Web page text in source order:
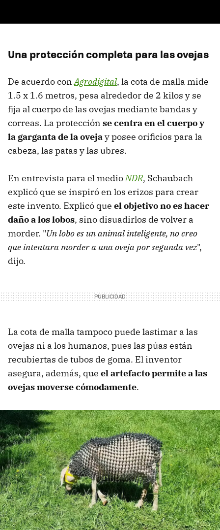
Una protección completa para las ovejas
De acuerdo conAgrodigital, la cota de malla mide
1.5 x 1.6 metros, pesa alrededor de 2 kilos y se
fija al cuerpo de las ovejas mediante bandas y
correas. La protección se centra en el cuerpo y
la garganta de la ovejay posee orificios para la
cabeza, las patas y las ubres.
En entrevista para el medioNDR, Schaubach
explicó que se inspiró en los erizos para crear
este invento. Explicó que el objetivo no es hacer
daño a los lobos, sino disuadirlos de volver a
morder. "Un lobo es un animal inteligente, no creo
que intentara morder a una oveja por segunda vez",
dijo.
La cota de malla tampoco puede lastimar a las
ovejas ni a los humanos, pues las púas están
recubiertas de tubos de goma. El inventor
asegura, además, que el artefacto permite a las
ovejas moverse cómodamente.